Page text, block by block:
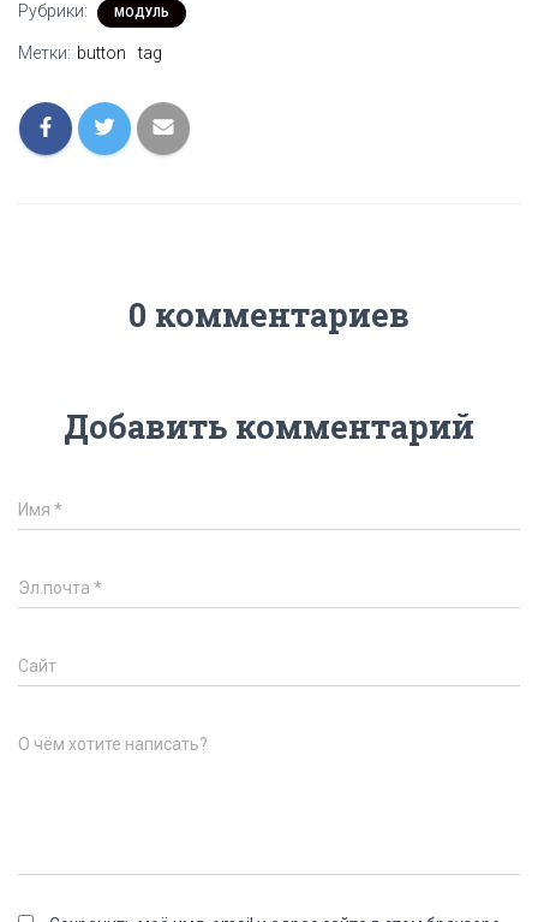
Рубрики: МОДУЛЬ
Метки: button tag
0 комментариев
Добавить комментарий
Имя *
Эл.почта *
Сайт
О чём хотите написать?